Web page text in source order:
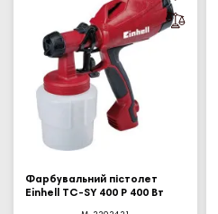
Фарбувальний пістолет
Einhell TC-SY 400 P 400 Вт